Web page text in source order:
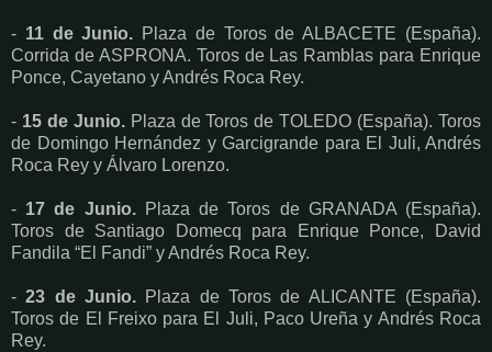
- 11 de Junio. Plaza de Toros de ALBACETE (España).
Corrida de ASPRONA. Toros de Las Ramblas para Enrique
Ponce, Cayetano y Andrés Roca Rey.
- 15 de Junio.Plaza de Toros de TOLEDO (España). Toros
de Domingo Hernández y Garcigrande para El Juli, Andrés
Roca Rey y Álvaro Lorenzo.
- 17 de Junio.Plaza de Toros de GRANADA (España).
Toros de Santiago Domecq para Enrique Ponce, David
Fandila “El Fandi” y Andrés Roca Rey.
-23 de Junio. Plaza de Toros de ALICANTE (España).
Toros de El Freixo para El Juli, Paco Ureña y Andrés Roca
Rey.